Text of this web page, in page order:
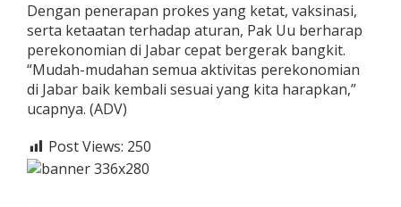
Dengan penerapan prokes yang ketat, vaksinasi,
serta ketaatan terhadap aturan, Pak Uu berharap
perekonomian di Jabar cepat bergerak bangkit.
“Mudah-mudahan semua aktivitas perekonomian
di Jabar baik kembali sesuai yang kita harapkan,”
ucapnya. (ADV)
Post Views: 250